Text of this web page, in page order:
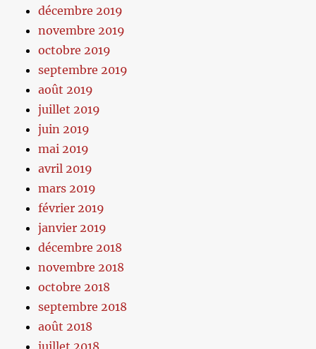
décembre 2019
novembre 2019
octobre 2019
septembre 2019
août 2019
juillet 2019
juin 2019
mai 2019
avril 2019
mars 2019
février 2019
janvier 2019
décembre 2018
novembre 2018
octobre 2018
septembre 2018
août 2018
juillet 2018